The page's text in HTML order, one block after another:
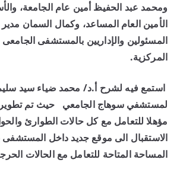
ومحمد عبد الحفيظ أمين عام الجامعة،
الأمين العام المساعد، وكمال السمان
المسئولين والإداريين بالمستشفى الجامعى
المركزية.
استمع فيه لشرح أ.د/ محمد ضياء سيد
لمستشفي سوهاج الجامعي حيث تم تطوير
مؤهلا للتعامل مع كل حالات الطوارئ
الاستقبال الى موقع جديد داخل المستشفى
المساحة المتاحة للتعامل مع الحالات